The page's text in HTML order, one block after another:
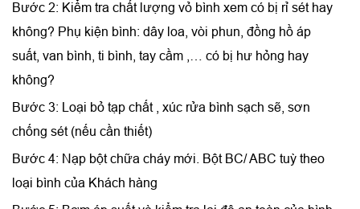
Bước 2: Kiểm tra chất lượng vỏ bình xem có bị rỉ sét hay
không? Phụ kiện bình: dây loa, vòi phun, đồng hồ áp
suất, van bình, ti bình, tay cầm ,… có bị hư hỏng hay
không?
Bước 3: Loại bỏ tạp chất , xúc rửa bình sạch sẽ, sơn
chống sét (nếu cần thiết)
Bước 4: Nạp bột chữa cháy mới. Bột BC/ ABC tuỳ theo
loại bình của Khách hàng